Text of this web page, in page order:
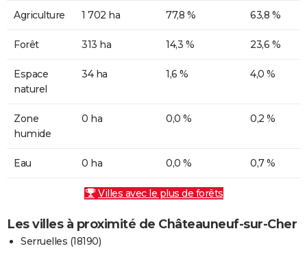
Agriculture 1 702 ha 77,8 % 63,8 %
Forêt 313 ha 14,3 % 23,6 %
Espace
naturel
34 ha 1,6 % 4,0 %
Zone
humide
0 ha 0,0 % 0,2 %
Eau 0 ha 0,0 % 0,7 %
Villes avec le plus de forêts
Les villes à proximité de Châteauneuf-sur-Cher
Serruelles (18190)